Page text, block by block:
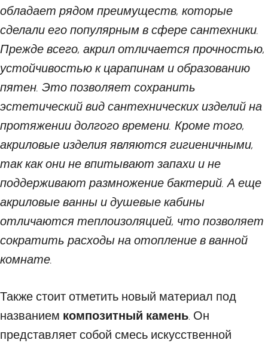
обладает рядом преимуществ, которые
сделали его популярным в сфере сантехники.
Прежде всего, акрил отличается прочностью,
устойчивостью к царапинам и образованию
пятен. Это позволяет сохранить
эстетический вид сантехнических изделий на
протяжении долгого времени. Кроме того,
акриловые изделия являются гигиеничными,
так как они не впитывают запахи и не
поддерживают размножение бактерий. А еще
акриловые ванны и душевые кабины
отличаются теплоизоляцией, что позволяет
сократить расходы на отопление в ванной
комнате.
Также стоит отметить новый материал под
названием композитный камень. Он
представляет собой смесь искусственной